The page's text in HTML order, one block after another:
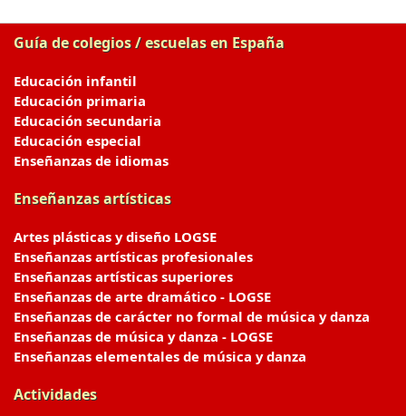
Guía de colegios / escuelas en España
Educación infantil
Educación primaria
Educación secundaria
Educación especial
Enseñanzas de idiomas
Enseñanzas artísticas
Artes plásticas y diseño LOGSE
Enseñanzas artísticas profesionales
Enseñanzas artísticas superiores
Enseñanzas de arte dramático - LOGSE
Enseñanzas de carácter no formal de música y danza
Enseñanzas de música y danza - LOGSE
Enseñanzas elementales de música y danza
Actividades